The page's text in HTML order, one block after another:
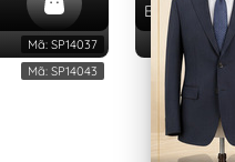
Mã: SP14037
Mã: SP14043
Bán: